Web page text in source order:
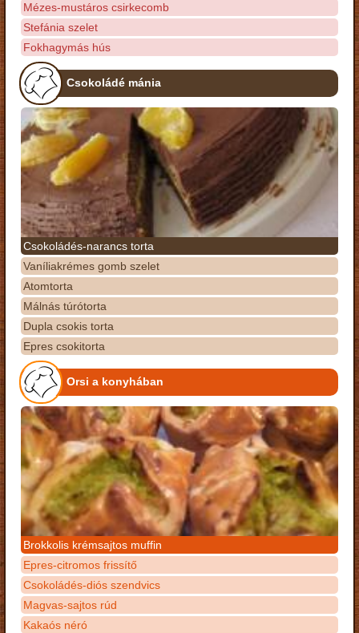
Mézes-mustáros csirkecomb
Stefánia szelet
Fokhagymás hús
Csokoládé mánia
Csokoládés-narancs torta
Vaníliakrémes gomb szelet
Atomtorta
Málnás túrótorta
Dupla csokis torta
Epres csokitorta
Orsi a konyhában
Brokkolis krémsajtos muffin
Epres-citromos frissítő
Csokoládés-diós szendvics
Magvas-sajtos rúd
Kakaós néró